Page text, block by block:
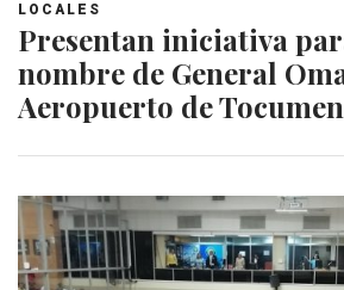
LOCALES
Presentan iniciativa
nombre de General
Aeropuerto de Tocumen